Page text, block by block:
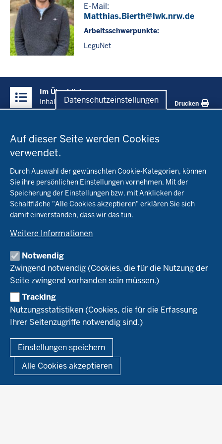
Datenschutzeinstellungen
Auf dieser Seite werden Cookies
verwendet.
Durch Auswahl der gewünschten Cookie-Kategorien, können
Sie ihre persönlichen Einstellungen vornehmen. Mit der
Speicherung der Einstellungen bzw. mit Anklicken der
Schaltfläche "Alle Cookies akzeptieren" erklären Sie sich
damit einverstanden, dass wir das tun.
Weitere Informationen
Notwendig
Zwingend notwendig (Cookies, die für die Nutzung der
Seite zwingend vorhanden sein müssen.)
Tracking
Nutzungsstatistiken (Cookies, die für die Erfassung
Ihrer Seitenzugriffe notwendig sind.)
Einstellungen speichern
Alle Cookies akzeptieren
E-Mail:
Matthias.Bierth@lwk.nrw.de
Arbeitsschwerpunkte:
LeguNet
Inhalte
Im Überblick
Inhalt
Drucken
in
der
Fachinfo
Öko-Modellregionen NRW
Pflanzenbau
Tierhaltung
Markt
Umstellung
Recht
Beratung
Bioland
Naturland
Versuche
Leitbetriebe Ökologischer Landbau
Versuchsbetriebe
WRRL-Modellbetriebe
Kontakte Versuchswesen
Aktuelles
Arbeitsschwerpunkte
Material & Kontakt
Ökoschule in Kleve
Ausbildungsbetriebe
Berufsausbildung
Forschung
Projekte Ökoteam
Forschungsergebnisse
Service
Kontakt
Newsletter
Demonstrationsbetriebe Ökologischer Landbau
Links
Fußzeile
Impressum Datenschutzerklärung